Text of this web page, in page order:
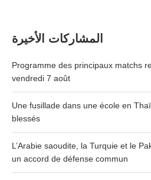
المشاركات الأخيرة
Programme des principaux matchs
vendredi 7 août
Une fusillade dans une école en
blessés
L’Arabie saoudite, la Turquie et le
un accord de défense commun